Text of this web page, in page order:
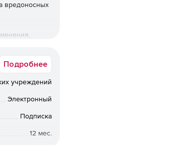
вредоносных
или
параметров,
Подробнее
учреждений
Электронный
Подписка
12 мес.